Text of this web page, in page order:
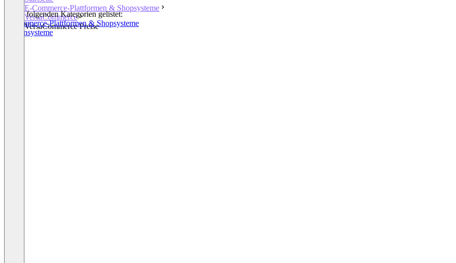
E-Commerce-Plattformen & Shopsysteme
VersaCommerce
VersaCommerce Preise
In den folgenden Kategorien gelistet:
E-Commerce-Plattformen & Shopsysteme
Kassensysteme